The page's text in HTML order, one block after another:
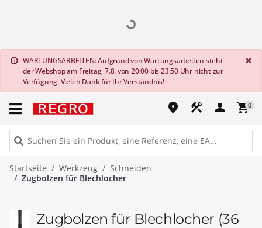
info WARTUNGSARBEITEN: Aufgrund von Wartungsarbeiten steht
der Webshop am Freitag, 7.8. von 20:00 bis 23:50 Uhr nicht zur
Verfügung. Vielen Dank für Ihr Verständnis!
×
place construction person shopping_cart0
Startseite Werkzeug
Schneiden
Zugbolzen für Blechlocher
Zugbolzen für Blechlocher (36